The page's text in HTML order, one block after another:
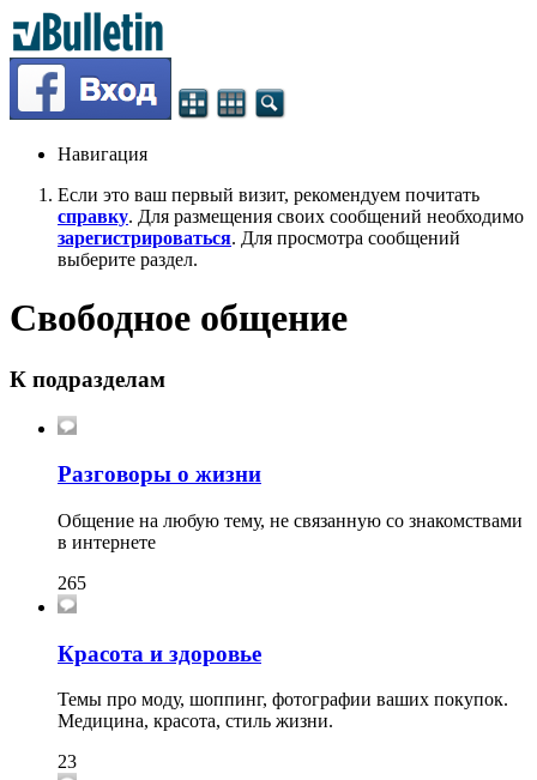
Навигация
Если это ваш первый визит, рекомендуем почитать
справку. Для размещения своих сообщений необходимо
зарегистрироваться. Для просмотра сообщений
выберите раздел.
Свободное общение
К подразделам
Разговоры о жизни
Общение на любую тему, не связанную со знакомствами
в интернете
265
Красота и здоровье
Темы про моду, шоппинг, фотографии ваших покупок.
Медицина, красота, стиль жизни.
23